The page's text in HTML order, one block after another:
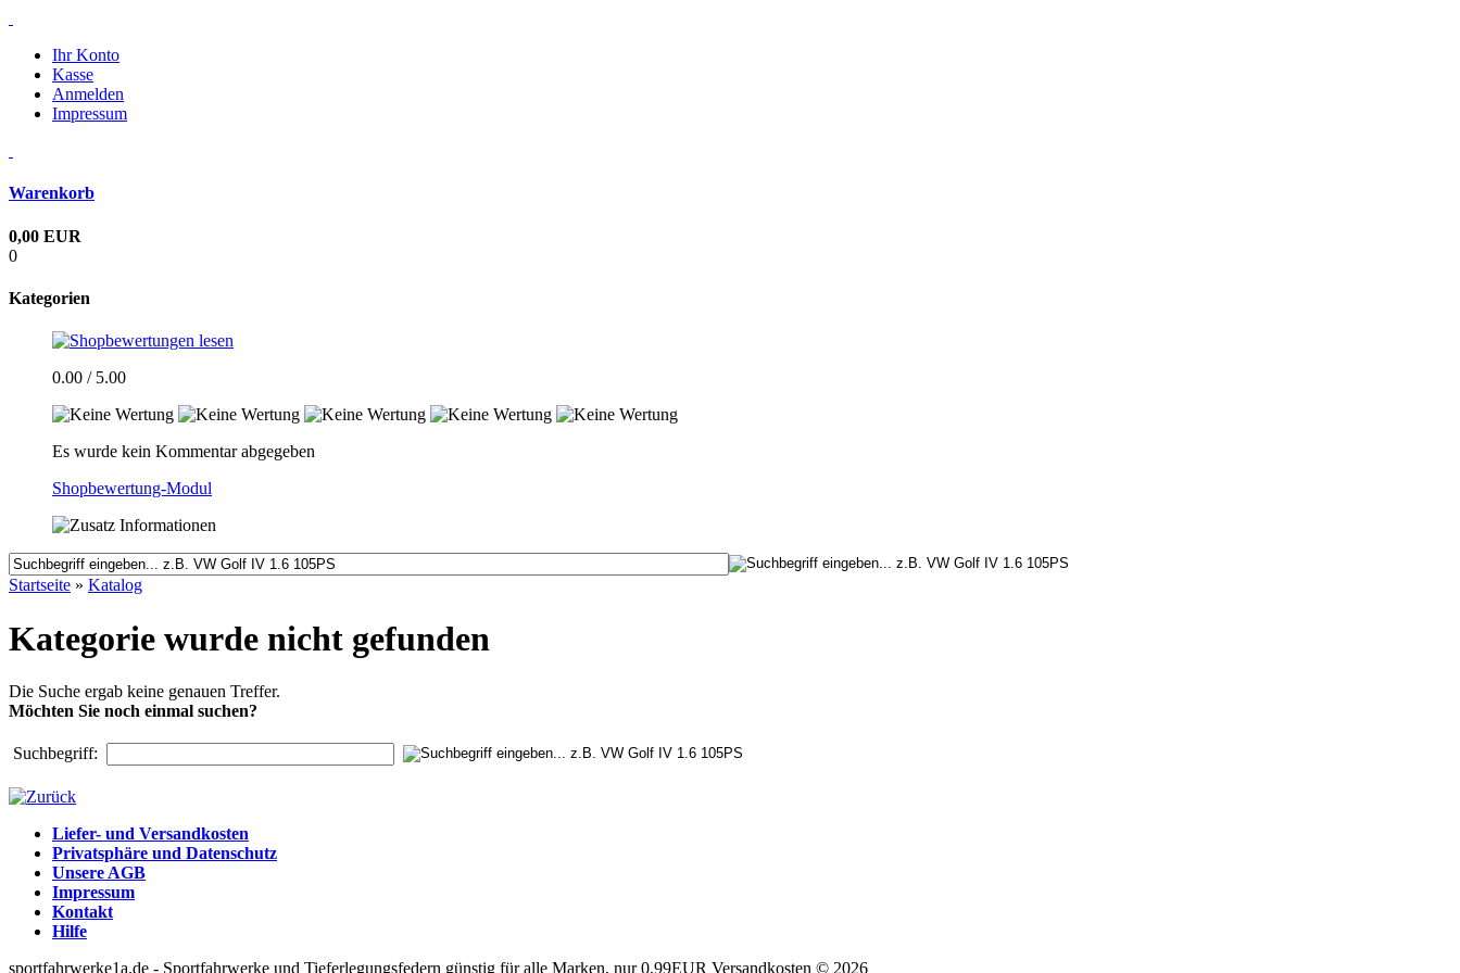
Ihr Konto
Kasse
Anmelden
Impressum
Warenkorb
0,00 EUR
0
Kategorien
0.00 / 5.00
Es wurde kein Kommentar abgegeben
Shopbewertung-Modul
Startseite » Katalog
Kategorie wurde nicht gefunden
Die Suche ergab keine genauen Treffer.
Möchten Sie noch einmal suchen?
Suchbegriff:
Liefer- und Versandkosten
Privatsphäre und Datenschutz
Unsere AGB
Impressum
Kontakt
Hilfe
sportfahrwerke1a.de - Sportfahrwerke und Tieferlegungsfedern günstig für alle Marken, nur 0,99EUR Versandkosten © 2026